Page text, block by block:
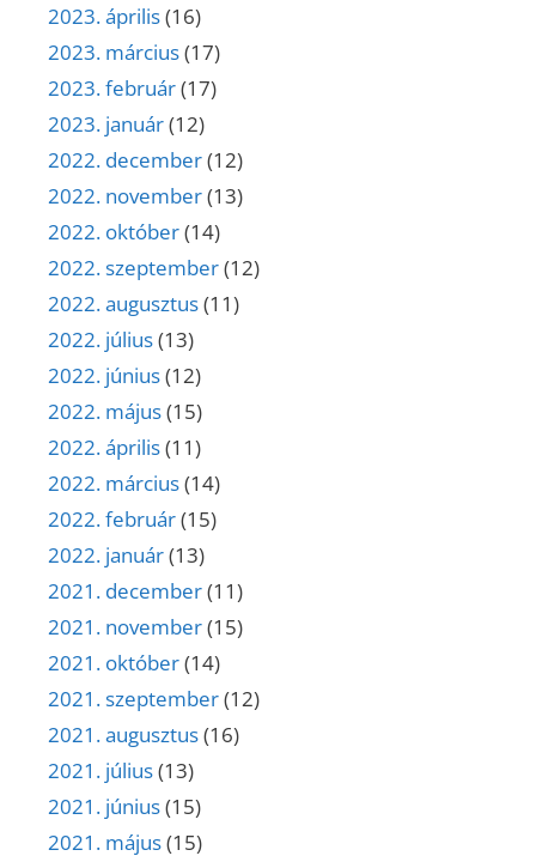
2023. április(16)
2023. március(17)
2023. február(17)
2023. január(12)
2022. december(12)
2022. november(13)
2022. október(14)
2022. szeptember(12)
2022. augusztus(11)
2022. július(13)
2022. június(12)
2022. május(15)
2022. április(11)
2022. március(14)
2022. február(15)
2022. január(13)
2021. december(11)
2021. november(15)
2021. október(14)
2021. szeptember(12)
2021. augusztus(16)
2021. július(13)
2021. június(15)
2021. május(15)